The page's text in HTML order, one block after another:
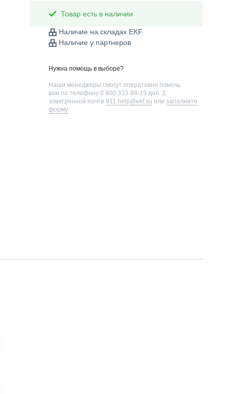
Товар есть в наличии
Наличие на складах EKF
Наличие у партнеров
Нужна помощь в выборе?
Наши менеджеры смогут оперативно помочь
вам по телефону 8 800 333-88-15 доб. 2,
электронной почте 911.help@ekf.su или заполните
форму